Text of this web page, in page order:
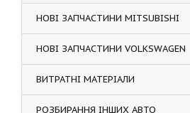
НОВІ ЗАПЧАСТИНИ MITSUBISHI
НОВІ ЗАПЧАСТИНИ VOLKSWAGEN
ВИТРАТНІ МАТЕРІАЛИ
РОЗБИРАННЯ ІНШИХ АВТО